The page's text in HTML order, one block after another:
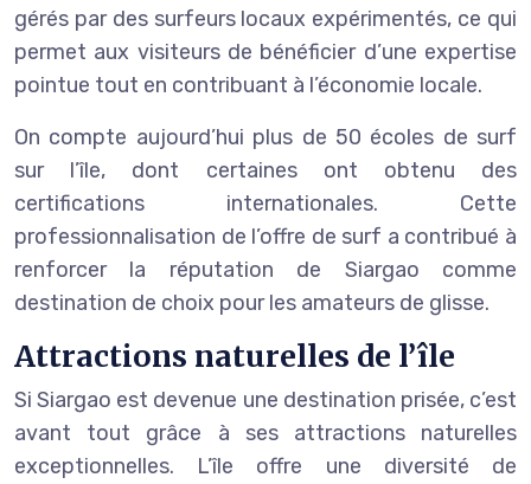
gérés par des surfeurs locaux expérimentés, ce qui
permet aux visiteurs de bénéficier d’une expertise
pointue tout en contribuant à l’économie locale.
On compte aujourd’hui plus de 50 écoles de surf
sur l’île, dont certaines ont obtenu des
certifications internationales. Cette
professionnalisation de l’offre de surf a contribué à
renforcer la réputation de Siargao comme
destination de choix pour les amateurs de glisse.
Attractions naturelles de l’île
Si Siargao est devenue une destination prisée, c’est
avant tout grâce à ses attractions naturelles
exceptionnelles. L’île offre une diversité de